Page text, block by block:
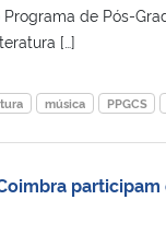
de Pós-
[…]
música PPGCS
participam